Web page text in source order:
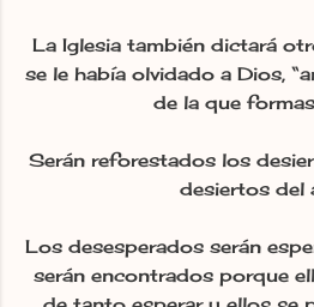
La Iglesia también dictará
se le había olvidado a Dios,
de la que
Serán reforestados los
desiertos del
Los desesperados serán
serán encontrados porque